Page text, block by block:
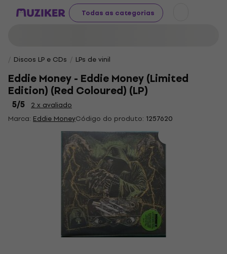
Todas as categorias
Discos LP e CDs LPs de vinil
Eddie Money - Eddie Money (Limited
Edition) (Red Coloured) (LP)
5/5
2 x avaliado
Marca: Eddie MoneyCódigo do produto: 1257620